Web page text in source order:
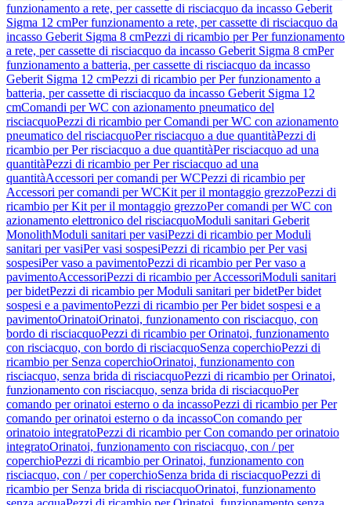
funzionamento a rete, per cassette di risciacquo da incasso Geberit
Sigma 12 cmPer funzionamento a rete, per cassette di risciacquo da
incasso Geberit Sigma 8 cmPezzi di ricambio per Per funzionamento
a rete, per cassette di risciacquo da incasso Geberit Sigma 8 cmPer
funzionamento a batteria, per cassette di risciacquo da incasso
Geberit Sigma 12 cmPezzi di ricambio per Per funzionamento a
batteria, per cassette di risciacquo da incasso Geberit Sigma 12
cmComandi per WC con azionamento pneumatico del
risciacquoPezzi di ricambio per Comandi per WC con azionamento
pneumatico del risciacquoPer risciacquo a due quantitàPezzi di
ricambio per Per risciacquo a due quantitàPer risciacquo ad una
quantitàPezzi di ricambio per Per risciacquo ad una
quantitàAccessori per comandi per WCPezzi di ricambio per
Accessori per comandi per WCKit per il montaggio grezzoPezzi di
ricambio per Kit per il montaggio grezzoPer comandi per WC con
azionamento elettronico del risciacquoModuli sanitari Geberit
MonolithModuli sanitari per vasiPezzi di ricambio per Moduli
sanitari per vasiPer vasi sospesiPezzi di ricambio per Per vasi
sospesiPer vaso a pavimentoPezzi di ricambio per Per vaso a
pavimentoAccessoriPezzi di ricambio per AccessoriModuli sanitari
per bidetPezzi di ricambio per Moduli sanitari per bidetPer bidet
sospesi e a pavimentoPezzi di ricambio per Per bidet sospesi e a
pavimentoOrinatoiOrinatoi, funzionamento con risciacquo, con
bordo di risciacquoPezzi di ricambio per Orinatoi, funzionamento
con risciacquo, con bordo di risciacquoSenza coperchioPezzi di
ricambio per Senza coperchioOrinatoi, funzionamento con
risciacquo, senza brida di risciacquoPezzi di ricambio per Orinatoi,
funzionamento con risciacquo, senza brida di risciacquoPer
comando per orinatoi esterno o da incassoPezzi di ricambio per Per
comando per orinatoi esterno o da incassoCon comando per
orinatoio integratoPezzi di ricambio per Con comando per orinatoio
integratoOrinatoi, funzionamento con risciacquo, con / per
coperchioPezzi di ricambio per Orinatoi, funzionamento con
risciacquo, con / per coperchioSenza brida di risciacquoPezzi di
ricambio per Senza brida di risciacquoOrinatoi, funzionamento